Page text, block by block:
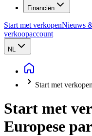
Financiën
Start met verkopenNieuws
verkoopaccount
NL
Start met
Start met
Europese